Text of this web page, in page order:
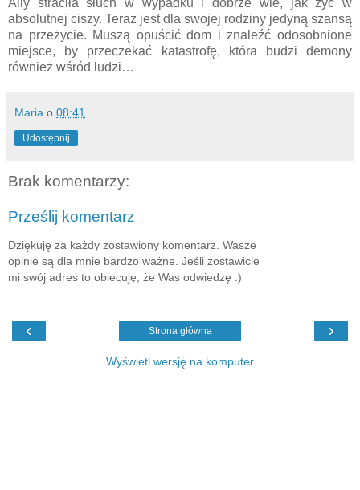
Ally straciła słuch w wypadku i dobrze wie, jak żyć w
absolutnej ciszy. Teraz jest dla swojej rodziny jedyną szansą
na przeżycie. Muszą opuścić dom i znaleźć odosobnione
miejsce, by przeczekać katastrofę, która budzi demony
również wśród ludzi…
Maria o 08:41
Udostępnij
Brak komentarzy:
Prześlij komentarz
Dziękuję za każdy zostawiony komentarz. Wasze
opinie są dla mnie bardzo ważne. Jeśli zostawicie
mi swój adres to obiecuję, że Was odwiedzę :)
‹ ›
Strona główna
Wyświetl wersję na komputer